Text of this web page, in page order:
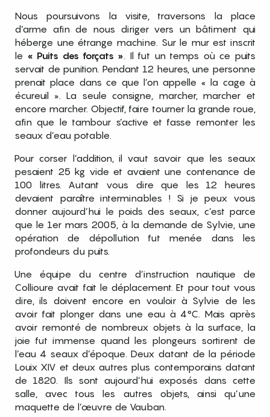
Nous poursuivons la visite, traversons la place
d’arme afin de nous diriger vers un bâtiment qui
héberge une étrange machine. Sur le mur est inscrit
le « Puits des forçats ». Il fut un temps où ce puits
servait de punition. Pendant 12 heures, une personne
prenait place dans ce que l’on appelle « la cage à
écureuil ». La seule consigne, marcher, marcher et
encore marcher. Objectif, faire tourner la grande roue,
afin que le tambour s’active et fasse remonter les
seaux d’eau potable.
Pour corser l’addition, il vaut savoir que les seaux
pesaient 25 kg vide et avaient une contenance de
100 litres. Autant vous dire que les 12 heures
devaient paraître interminables ! Si je peux vous
donner aujourd’hui le poids des seaux, c’est parce
que le 1er mars 2005, à la demande de Sylvie, une
opération de dépollution fut menée dans les
profondeurs du puits.
Une équipe du centre d’instruction nautique de
Collioure avait fait le déplacement. Et pour tout vous
dire, ils doivent encore en vouloir à Sylvie de les
avoir fait plonger dans une eau à 4°C. Mais après
avoir remonté de nombreux objets à la surface, la
joie fut immense quand les plongeurs sortirent de
l’eau 4 seaux d’époque. Deux datant de la période
Louix XIV et deux autres plus contemporains datant
de 1820. Ils sont aujourd’hui exposés dans cette
salle, avec tous les autres objets, ainsi qu’une
maquette de l’œuvre de Vauban.